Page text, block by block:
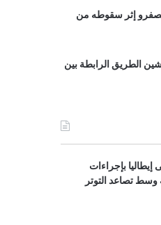
إثر سقوطه من
الطريق الرابطة بين
إيطاليا بإجراءات
وسط تصاعد التوتر